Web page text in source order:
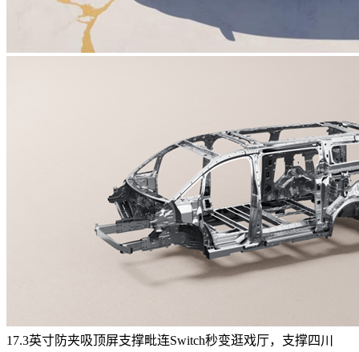
17.3英寸防夹吸顶屏支撑毗连Switch秒变逛戏厅，支撑四川